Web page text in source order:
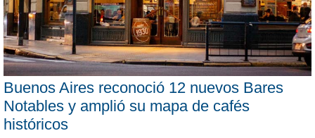
Buenos Aires reconoció 12 nuevos Bares
Notables y amplió su mapa de cafés
históricos